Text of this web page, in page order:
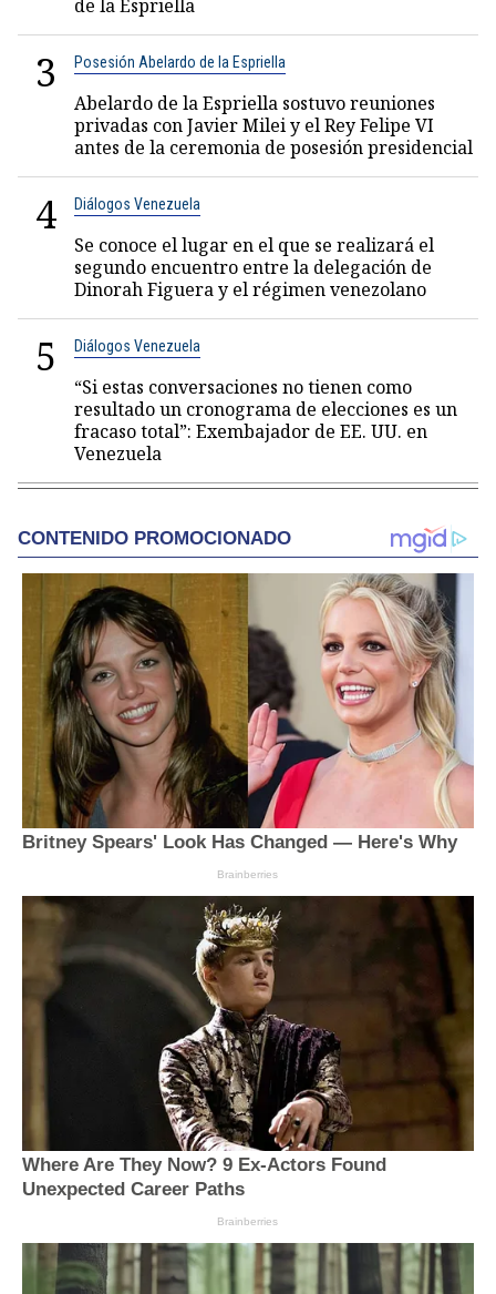
de la Espriella
3 Posesión Abelardo de la Espriella
Abelardo de la Espriella sostuvo reuniones
privadas con Javier Milei y el Rey Felipe VI
antes de la ceremonia de posesión presidencial
4 Diálogos Venezuela
Se conoce el lugar en el que se realizará el
segundo encuentro entre la delegación de
Dinorah Figuera y el régimen venezolano
5 Diálogos Venezuela
“Si estas conversaciones no tienen como
resultado un cronograma de elecciones es un
fracaso total”: Exembajador de EE. UU. en
Venezuela